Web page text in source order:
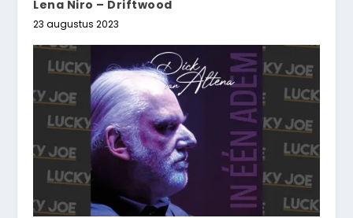
Lena Niro – Driftwood
23 augustus 2023